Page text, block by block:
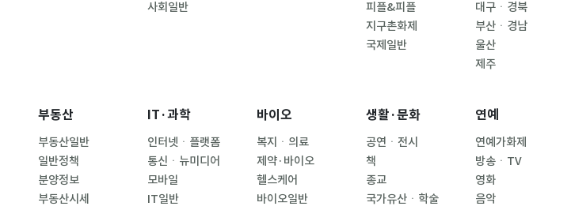
사회일반
피플&피플
지구촌화제
국제일반
대구ㆍ경북
부산ㆍ경남
울산
제주
부동산
부동산일반
일반정책
분양정보
부동산시세
IT·과학
인터넷ㆍ플랫폼
통신ㆍ뉴미디어
모바일
IT일반
바이오
복지ㆍ의료
제약·바이오
헬스케어
바이오일반
생활·문화
공연ㆍ전시
책
종교
국가유산ㆍ학술
연예
연예가화제
방송ㆍTV
영화
음악